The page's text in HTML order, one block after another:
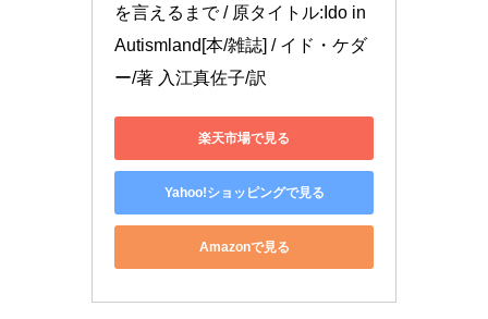
を言えるまで / 原タイトル:Ido in
Autismland[本/雑誌] / イド・ケダ
ー/著 入江真佐子/訳
楽天市場で見る
Yahoo!ショッピングで見る
Amazonで見る